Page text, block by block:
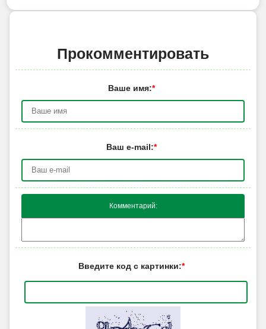
Прокомментировать
Ваше имя:*
Ваш e-mail:*
Комментарий:
Введите код с картинки:*